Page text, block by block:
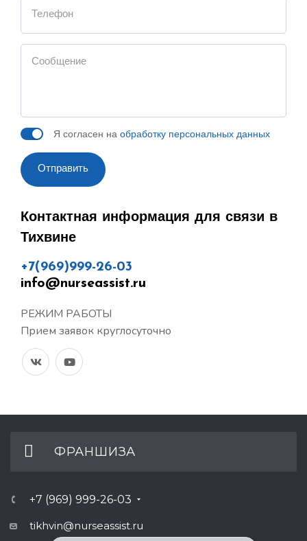
Я согласен на обработку персональных данных
Отправить
Контактная информация для связи в
Тихвине
+7(969)999-26-03
info@nurseassist.ru
РЕЖИМ РАБОТЫ
Прием заявок круглосуточно
ФРАНШИЗА
+7 (969) 999-26-03
tikhvin@nurseassist.ru